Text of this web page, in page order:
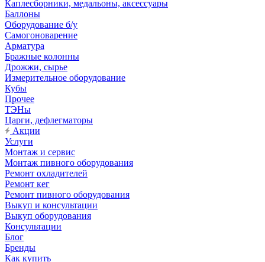
Каплесборники, медальоны, аксессуары
Баллоны
Оборудование б/у
Самогоноварение
Арматура
Бражные колонны
Дрожжи, сырье
Измерительное оборудование
Кубы
Прочее
ТЭНы
Царги, дефлегматоры
Акции
Услуги
Монтаж и сервис
Монтаж пивного оборудования
Ремонт охладителей
Ремонт кег
Ремонт пивного оборудования
Выкуп и консультации
Выкуп оборудования
Консультации
Блог
Бренды
Как купить